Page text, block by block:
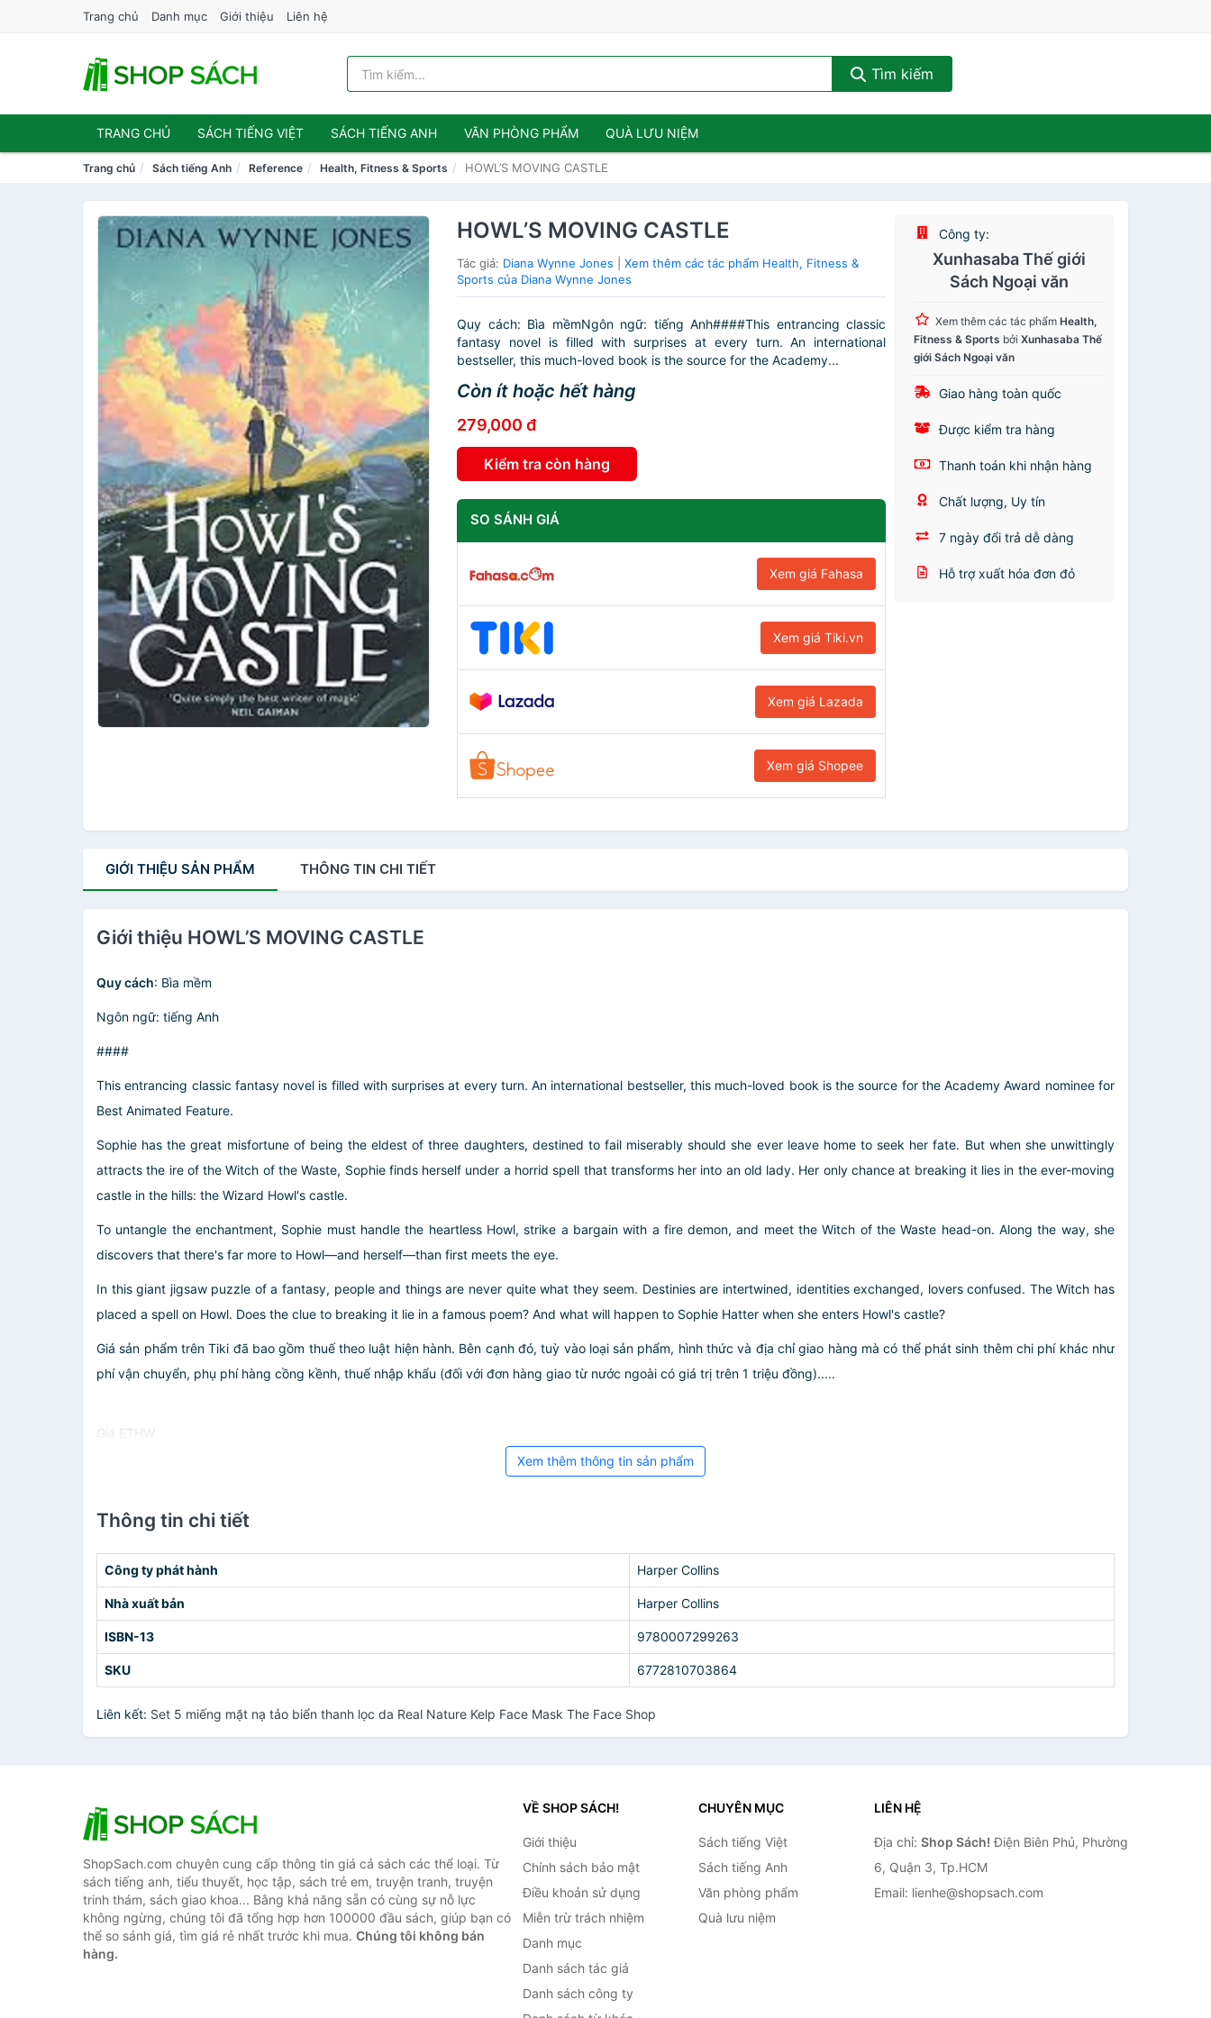
Trang chủ Danh mục Giới thiệu Liên hệ
Tìm kiếm
TRANG CHỦ SÁCH TIẾNG VIỆT SÁCH TIẾNG ANH VĂN PHÒNG PHẨM QUÀ LƯU NIỆM
Trang chủ Sách tiếng Anh Reference Health, Fitness & Sports HOWL’S MOVING CASTLE
HOWL’S MOVING CASTLE
Tác giả: Diana Wynne Jones |Xem thêm các tác phẩm Health, Fitness &
Sports của Diana Wynne Jones
Quy cách: Bìa mềmNgôn ngữ: tiếng Anh####This entrancing classic
fantasy novel is filled with surprises at every turn. An international
bestseller, this much-loved book is the source for the Academy...
Còn ít hoặc hết hàng
279,000 đ
Kiểm tra còn hàng
SO SÁNH GIÁ
Xem giá Fahasa
Xem giá Tiki.vn
Xem giá Lazada
Xem giá Shopee
Công ty:
Xunhasaba Thế giới
Sách Ngoại văn
Xem thêm các tác phẩmHealth,
Fitness & Sports bởiXunhasaba Thế
giới Sách Ngoại văn
Giao hàng toàn quốc
Được kiểm tra hàng
Thanh toán khi nhận hàng
Chất lượng, Uy tín
7 ngày đổi trả dễ dàng
Hỗ trợ xuất hóa đơn đỏ
GIỚI THIỆU SẢN PHẨM THÔNG TIN CHI TIẾT
Giới thiệu HOWL’S MOVING CASTLE
Quy cách: Bìa mềm
Ngôn ngữ: tiếng Anh
####
This entrancing classic fantasy novel is filled with surprises at every turn. An international bestseller, this much-loved book is the source for the Academy Award nominee for
Best Animated Feature.
Sophie has the great misfortune of being the eldest of three daughters, destined to fail miserably should she ever leave home to seek her fate. But when she unwittingly
attracts the ire of the Witch of the Waste, Sophie finds herself under a horrid spell that transforms her into an old lady. Her only chance at breaking it lies in the ever-moving
castle in the hills: the Wizard Howl's castle.
To untangle the enchantment, Sophie must handle the heartless Howl, strike a bargain with a fire demon, and meet the Witch of the Waste head-on. Along the way, she
discovers that there's far more to Howl—and herself—than first meets the eye.
In this giant jigsaw puzzle of a fantasy, people and things are never quite what they seem. Destinies are intertwined, identities exchanged, lovers confused. The Witch has
placed a spell on Howl. Does the clue to breaking it lie in a famous poem? And what will happen to Sophie Hatter when she enters Howl's castle?
Giá sản phẩm trên Tiki đã bao gồm thuế theo luật hiện hành. Bên cạnh đó, tuỳ vào loại sản phẩm, hình thức và địa chỉ giao hàng mà có thể phát sinh thêm chi phí khác như
phí vận chuyển, phụ phí hàng cồng kềnh, thuế nhập khẩu (đối với đơn hàng giao từ nước ngoài có giá trị trên 1 triệu đồng).....
Giá ETHW
Xem thêm thông tin sản phẩm
Thông tin chi tiết
Công ty phát hành Harper Collins
Nhà xuất bản Harper Collins
ISBN-13 9780007299263
SKU 6772810703864
Liên kết: Set 5 miếng mặt nạ tảo biển thanh lọc da Real Nature Kelp Face Mask The Face Shop
ShopSach.com chuyên cung cấp thông tin giá cả sách các thể loại. Từ
sách tiếng anh, tiểu thuyết, học tập, sách trẻ em, truyện tranh, truyện
trinh thám, sách giao khoa... Bằng khả năng sẵn có cùng sự nỗ lực
không ngừng, chúng tôi đã tổng hợp hơn 100000 đầu sách, giúp bạn có
thể so sánh giá, tìm giá rẻ nhất trước khi mua. Chúng tôi không bán
hàng.
VỀ SHOP SÁCH!
Giới thiệu
Chính sách bảo mật
Điều khoản sử dụng
Miễn trừ trách nhiệm
Danh mục
Danh sách tác giả
Danh sách công ty
CHUYÊN MỤC
Sách tiếng Việt
Sách tiếng Anh
Văn phòng phẩm
Quà lưu niệm
LIÊN HỆ
Địa chỉ: Shop Sách! Điện Biên Phủ, Phường
6, Quận 3, Tp.HCM
Email: lienhe@shopsach.com